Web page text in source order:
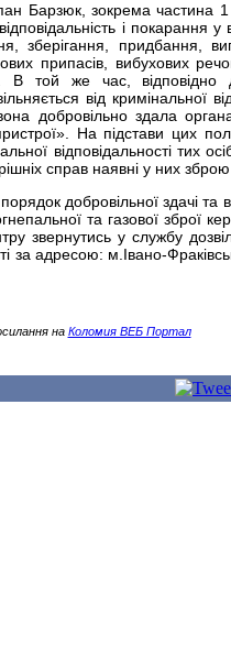
Барзюк, зокрема частина 1
і покарання
зберігання, придбання,
припасів, вибухових
В той же час,
від кримінальної
добровільно здала
На підстави цих
відповідальності тих
справ наявні у них
добровільної здачі та
та газової зброї
звернутись у службу
за адресою: м.Івано-
на Коломия ВЕБ Портал